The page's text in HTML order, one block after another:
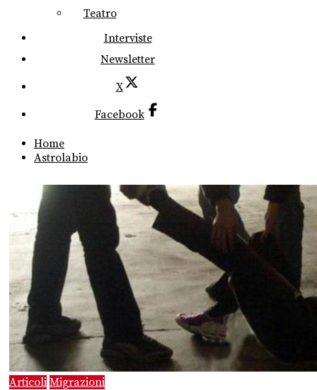
Teatro
Interviste
Newsletter
X
Facebook
Home
Astrolabio
Articoli Migrazioni